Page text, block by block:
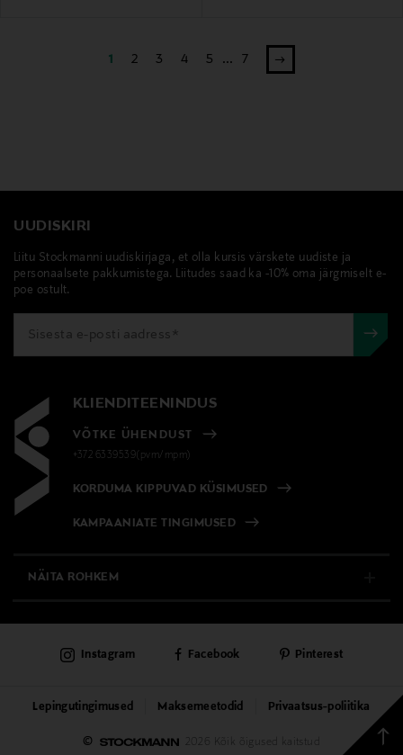
1 2 3 4 5 ... 7
UUDISKIRI
Liitu Stockmanni uudiskirjaga, et olla kursis värskete uudiste ja
personaalsete pakkumistega. Liitudes saad ka -10% oma järgmiselt e-
poe ostult.
KLIENDITEENINDUS
VÕTKE ÜHENDUST
+372 6339539(pvm/mpm)
KORDUMA KIPPUVAD KÜSIMUSED
KAMPAANIATE TINGIMUSED
NÄITA ROHKEM
PÜSIKLIENDITEENINDUS
KAUBAMAJAD
TEENUSED
© 2026 Kõik õigused kaitstud
Lepingutingimused Maksemeetodid Privaatsus-poliitika
Instagram Facebook Pinterest